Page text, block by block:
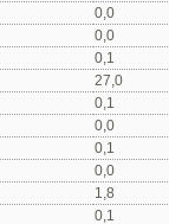
0,0
0,0
0,1
27,0
0,1
0,0
0,1
0,0
1,8
0,1